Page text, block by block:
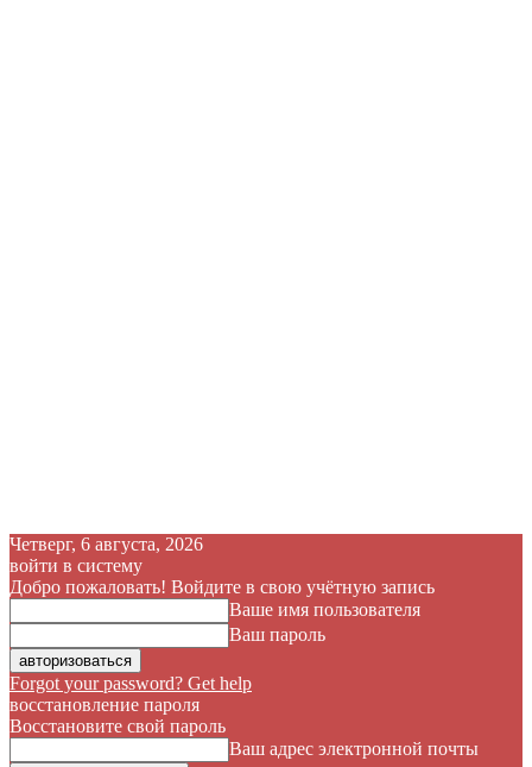
Четверг, 6 августа, 2026
войти в систему
Добро пожаловать! Войдите в свою учётную запись
Ваше имя пользователя
Ваш пароль
Forgot your password? Get help
восстановление пароля
Восстановите свой пароль
Ваш адрес электронной почты